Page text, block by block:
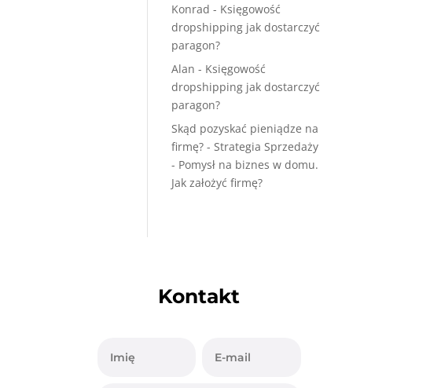
Konrad - Księgowość
dropshipping jak dostarczyć
paragon?
Alan - Księgowość
dropshipping jak dostarczyć
paragon?
Skąd pozyskać pieniądze na
firmę? - Strategia Sprzedaży
- Pomysł na biznes w domu.
Jak założyć firmę?
Kontakt